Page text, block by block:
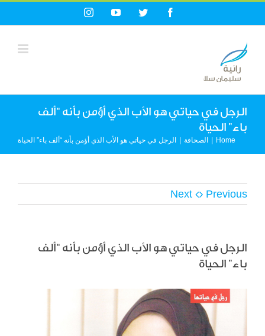
to
content
Facebook
Twitter
YouTube
Instagram
الرجل في حياتي هو الأب الذي أؤمن بأنه “ألف
باء” الحياة
Home الصحافة الرجل في حياتي هو الأب الذي أؤمن بأنه “ألف باء” الحياة
Previous
Next
الرجل في حياتي هو الأب الذي أؤمن بأنه “ألف
باء” الحياة
View